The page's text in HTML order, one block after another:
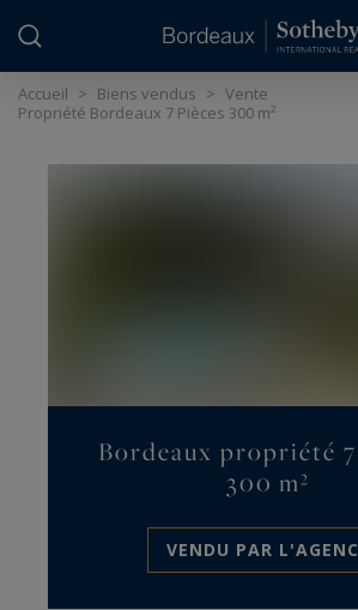
Accueil > Biens vendus > Vente
Propriété Bordeaux 7 Pièces 300 m²
Bordeaux propriété 7
300 m²
VENDU PAR